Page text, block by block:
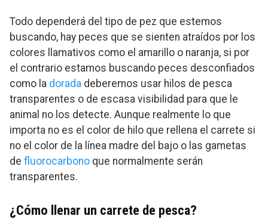
Todo dependerá del tipo de pez que estemos
buscando, hay peces que se sienten atraídos por los
colores llamativos como el amarillo o naranja, si por
el contrario estamos buscando peces desconfiados
como la dorada deberemos usar hilos de pesca
transparentes o de escasa visibilidad para que le
animal no los detecte. Aunque realmente lo que
importa no es el color de hilo que rellena el carrete si
no el color de la línea madre del bajo o las gametas
de fluorocarbono que normalmente serán
transparentes.
¿Cómo llenar un carrete de pesca?